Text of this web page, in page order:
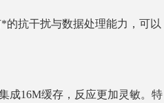
的抗干扰与数据处理能力，可以
成16M缓存，反应更加灵敏。特